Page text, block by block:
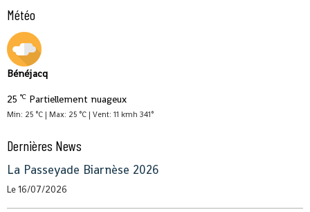
Météo
Bénéjacq
25 °C Partiellement nuageux
Min: 25 °C | Max: 25 °C | Vent: 11 kmh 341°
Dernières News
La Passeyade Biarnèse 2026
Le 16/07/2026